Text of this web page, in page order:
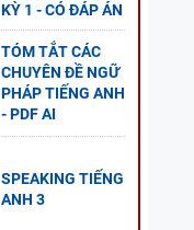
KỲ 1 - CÓ ĐÁP ÁN
TÓM TẮT CÁC
CHUYÊN ĐỀ NGỮ
PHÁP TIẾNG ANH
- PDF AI
SPEAKING TIẾNG
ANH 3